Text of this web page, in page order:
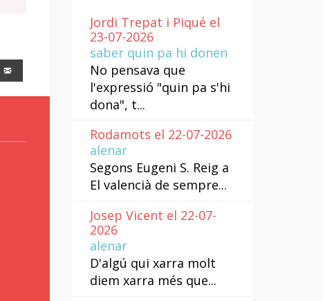
Jordi Trepat i Piqué el
23-07-2026
saber quin pa hi donen
No pensava que
l'expressió "quin pa s'hi
dona", t...
Rodamots el 22-07-2026
alenar
Segons Eugeni S. Reig a
El valencià de sempre...
Josep Vicent el 22-07-
2026
alenar
D'algú qui xarra molt
diem xarra més que...